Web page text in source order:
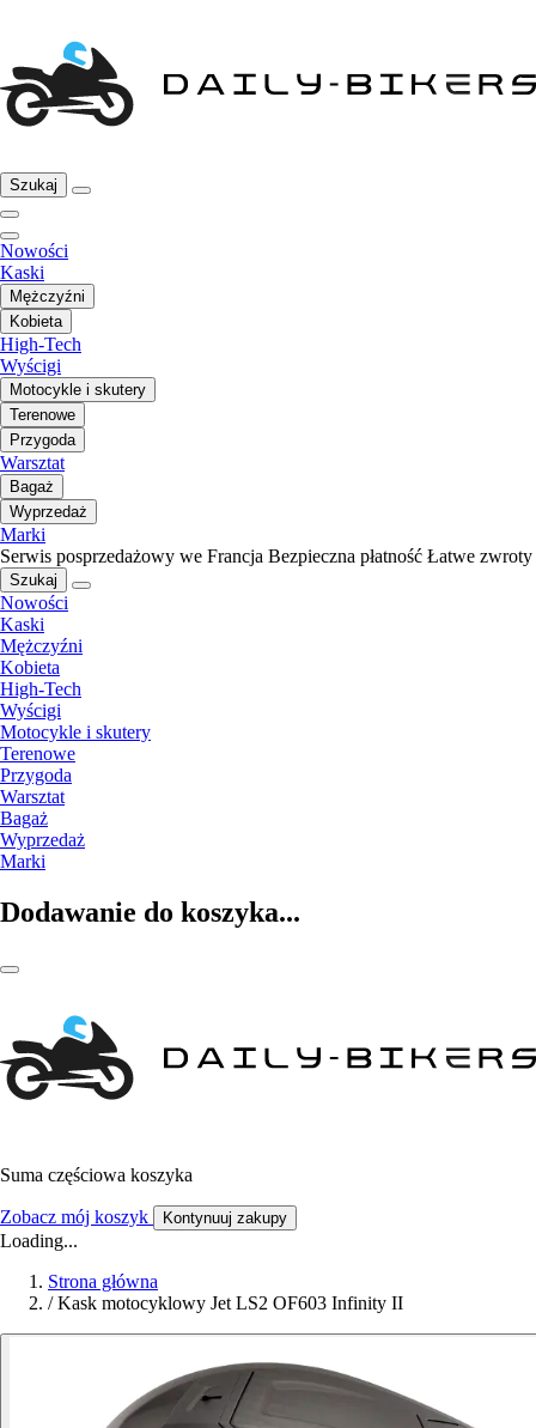
Szukaj
Nowości
Kaski
Mężczyźni
Kobieta
High-Tech
Wyścigi
Motocykle i skutery
Terenowe
Przygoda
Warsztat
Bagaż
Wyprzedaż
Marki
Serwis posprzedażowy we Francja Bezpieczna płatność Łatwe zwroty
Szukaj
Nowości
Kaski
Mężczyźni
Kobieta
High-Tech
Wyścigi
Motocykle i skutery
Terenowe
Przygoda
Warsztat
Bagaż
Wyprzedaż
Marki
Dodawanie do koszyka...
Suma częściowa koszyka
Zobacz mój koszyk Kontynuuj zakupy
Loading...
Strona główna
/ Kask motocyklowy Jet LS2 OF603 Infinity II